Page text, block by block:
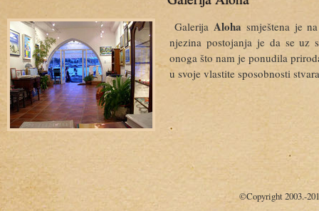
Galerija Aloha smještena je
njezina postojanja je da se uz
onoga što nam je ponudila
u svoje vlastite sposobnosti
©Copyright 2003.-